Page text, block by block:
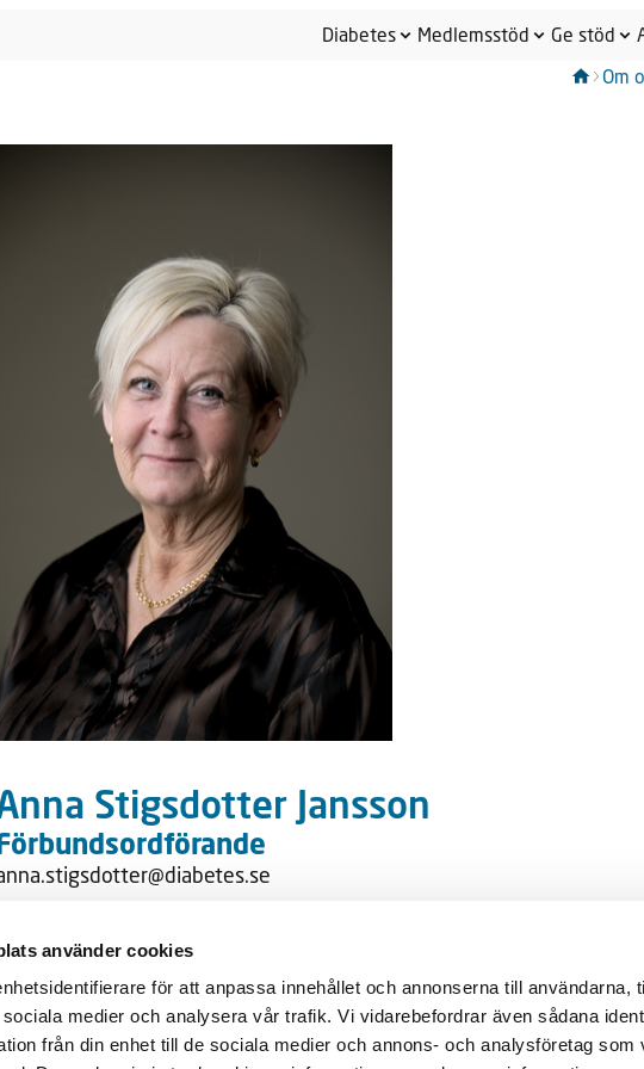
använder cookies
för att anpassa innehållet och annonserna till användarna,
medier och analysera vår trafik. Vi vidarebefordrar även sådana
från din enhet till de sociala medier och annons- och analysföretag som
Diabetes Medlemsstöd Ge stöd
Om
Stigsdotter Jansson
Diabetesförbundet
5098
16 JOHANNESHOV
Genvägar